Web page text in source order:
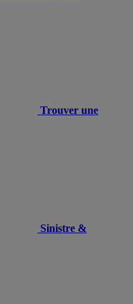
Trouver une
Sinistre &